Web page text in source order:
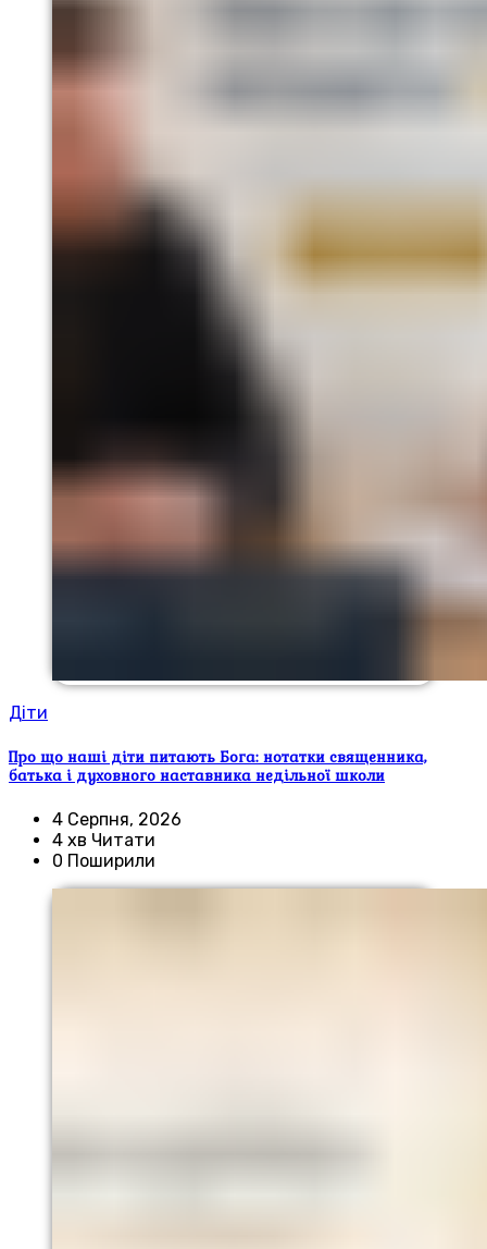
Діти
Про що наші діти питають Бога: нотатки священника,
батька і духовного наставника недільної школи
4 Серпня, 2026
4 хв Читати
0 Поширили